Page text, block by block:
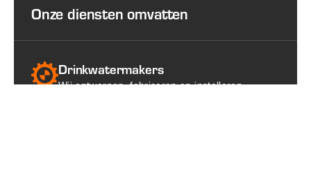
Onze diensten omvatten
Drinkwatermakers
Wij ontwerpen, fabriceren en installeren